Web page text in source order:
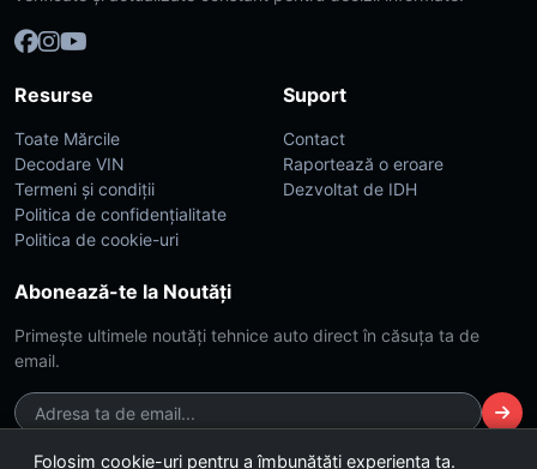
Resurse
Toate Mărcile
Decodare VIN
Termeni și condiții
Politica de confidențialitate
Politica de cookie-uri
Suport
Contact
Raportează o eroare
Dezvoltat de IDH
Abonează-te la Noutăți
Primește ultimele noutăți tehnice auto direct în căsuța ta de
email.
Folosim cookie-uri pentru a îmbunătăți experiența ta.